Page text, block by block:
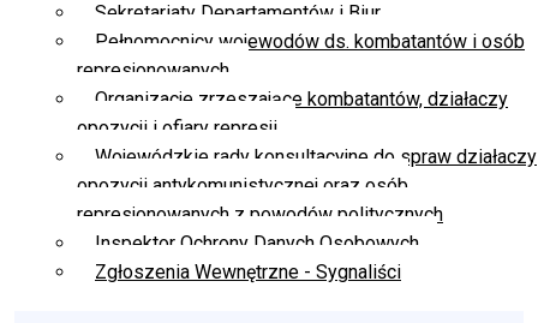
Sekretariaty Departamentów i Biur
Pełnomocnicy wojewodów ds. kombatantów i osób
represjonowanych
Organizacje zrzeszające kombatantów, działaczy
opozycji i ofiary represji
Wojewódzkie rady konsultacyjne do spraw działaczy
opozycji antykomunistycznej oraz osób
represjonowanych z powodów politycznych
Inspektor Ochrony Danych Osobowych
Zgłoszenia Wewnętrzne - Sygnaliści